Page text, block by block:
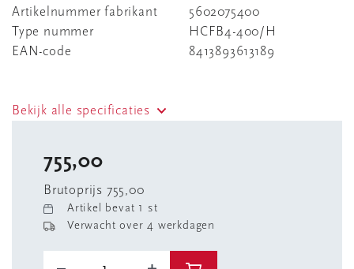
Artikelnummer fabrikant
5602075400
Type nummer
HCFB4-400/H
EAN-code
8413893613189
Bekijk alle specificaties
755,00
Brutoprijs 755,00
Artikel bevat 1 st
Verwacht over 4 werkdagen